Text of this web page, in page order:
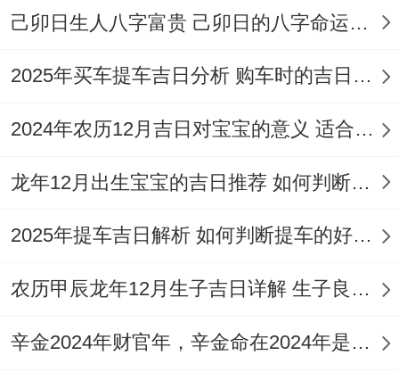
但的月德化解）！
属蛇者（值太岁）优先选择10月12日（六盒
镜，客厅财位摆放水晶洞。
进阶布局书房文昌位设“乙巳太岁符”；
期。
人际协同要点 邀请属牛、猴、鸡的亲友参同
己卯日生人八字富贵 己卯日的八字命运如何
2025年买车提车吉日分析 购车时的吉日与禁忌
2024年农历12月吉日对宝宝的意义 适合龙年宝宝出生的日子有哪些
龙年12月出生宝宝的吉日推荐 如何判断吉日是否适合宝宝
2025年提车吉日解析 如何判断提车的好日子
农历甲辰龙年12月生子吉日详解 生子良辰的影响因素
辛金2024年财官年，辛金命在2024年是财官年还是财印年